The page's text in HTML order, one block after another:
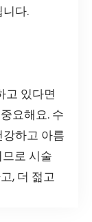
다.
고 있다면
요해요. 수
하고 아름
로 시술
, 더 젊고